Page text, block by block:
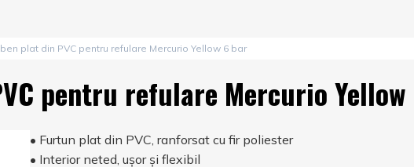
plat din PVC pentru refulare Mercurio Yellow 6 bar
pentru refulare Mercurio
• Furtun plat din PVC, ranforsat cu fir poliester
• Interior neted, ușor și flexibil